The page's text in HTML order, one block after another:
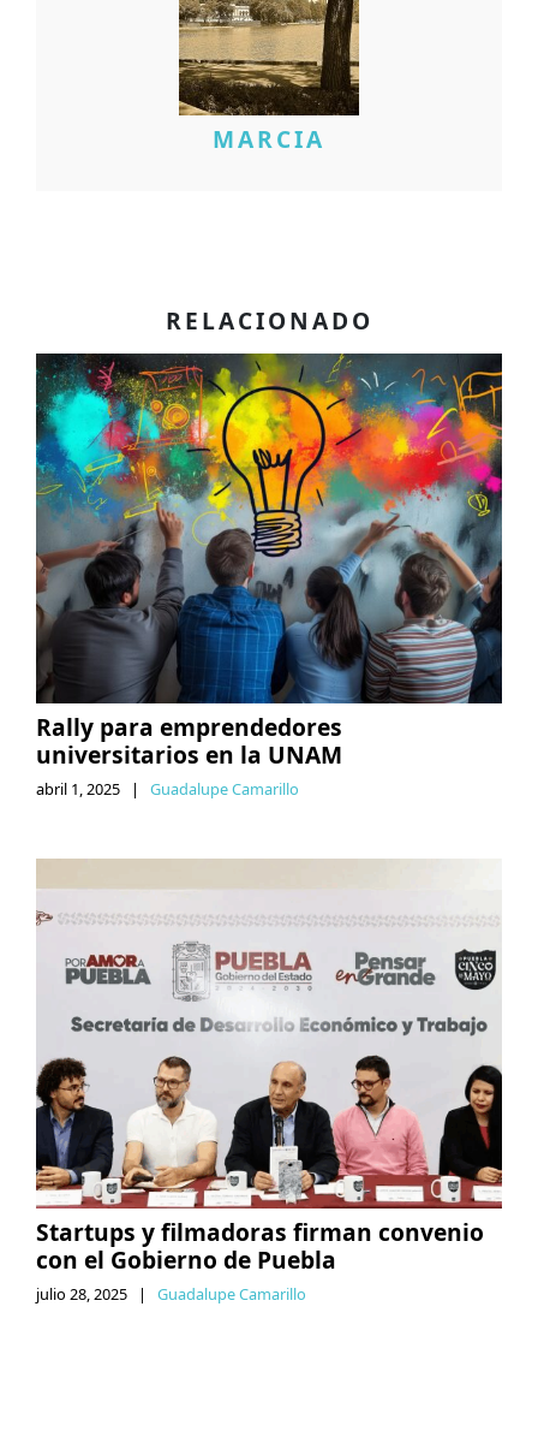
MARCIA
RELACIONADO
Rally para emprendedores
universitarios en la UNAM
abril 1, 2025 | Guadalupe Camarillo
Startups y filmadoras firman convenio
con el Gobierno de Puebla
julio 28, 2025 | Guadalupe Camarillo